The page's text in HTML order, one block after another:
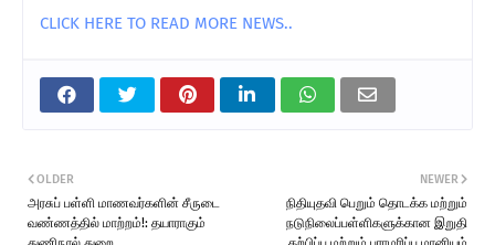
CLICK HERE TO READ MORE NEWS..
NEWER
நிதியுதவி பெறும் தொடக்க மற்றும்
நடுநிலைப்பள்ளிகளுக்கான இறுதி
OLDER
அரசுப் பள்ளி மாணவர்களின் சீருடை
வண்ணத்தில் மாற்றம்!: தயாராகும்